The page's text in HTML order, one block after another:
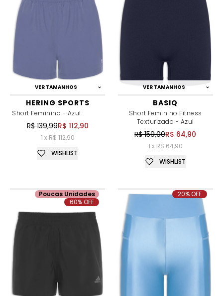
VER TAMANHOS
HERING SPORTS
Short Feminino - Azul
R$ 139,99R$ 112,90
1 x R$ 112,90
WISHLIST
VER TAMANHOS
BASIQ
Short Feminino Fitness
Texturizado - Azul
R$ 159,00R$ 64,90
1 x R$ 64,90
WISHLIST
Poucas Unidades
60% OFF
20% OFF